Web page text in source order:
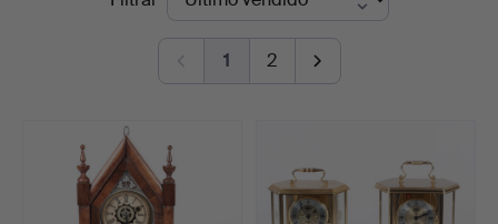
Auktionskammare
1 2